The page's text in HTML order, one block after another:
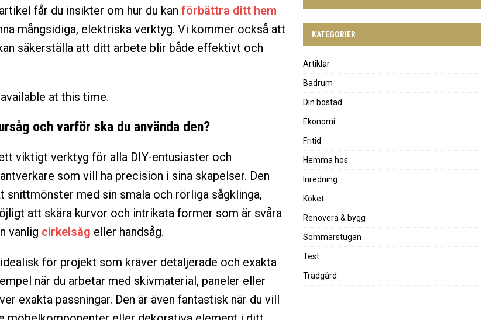
får du insikter om hur du kan förbättra ditt hem
mångsidiga, elektriska verktyg. Vi kommer också att
säkerställa att ditt arbete blir både effektivt och
at this time.
och varför ska du använda den?
viktigt verktyg för alla DIY-entusiaster och
som vill ha precision i sina skapelser. Den
snittmönster med sin smala och rörliga sågklinga,
att skära kurvor och intrikata former som är svåra
vanlig cirkelsåg eller handsåg.
för projekt som kräver detaljerade och exakta
när du arbetar med skivmaterial, paneler eller
exakta passningar. Den är även fantastisk när du vill
KATEGORIER
Artiklar
Badrum
Din bostad
Ekonomi
Fritid
Hemma hos
Inredning
Köket
Renovera & bygg
Sommarstugan
Test
Trädgård